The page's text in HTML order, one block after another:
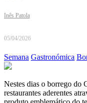
Inês Patola
05/04/2026
Semana Gastronómica
Nestes dias o borrego do
restaurantes aderentes